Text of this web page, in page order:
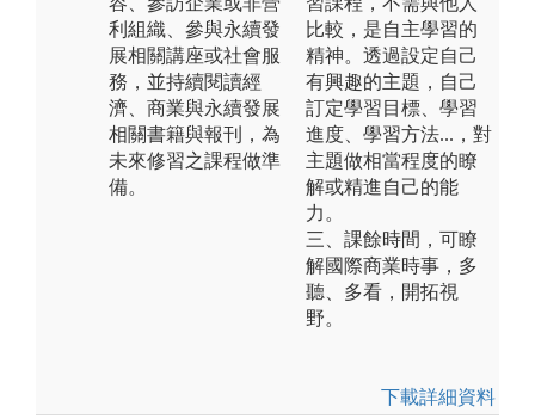
利組織、參與永續發
展相關講座或社會服
務，並持續閱讀經
濟、商業與永續發展
相關書籍與報刊，為
未來修習之課程做準
備。
比較，是自主學習的
精神。透過設定自己
有興趣的主題，自己
訂定學習目標、學習
進度、學習方法...，對
主題做相當程度的瞭
解或精進自己的能
力。
三、課餘時間，可瞭
解國際商業時事，多
聽、多看，開拓視
野。
下載詳細資料